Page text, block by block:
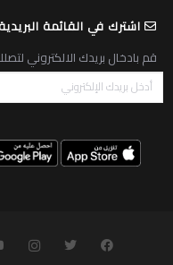
اشترك في القائمة البريدية
قم بادخال بريدك الالكتروني